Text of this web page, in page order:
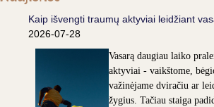
Kaip išvengti traumų aktyviai leidžiant
2026-07-28
Vasarą daugiau laiko
aktyviai - vaikštome,
važinėjame dviračiu ar
žygius. Tačiau staiga